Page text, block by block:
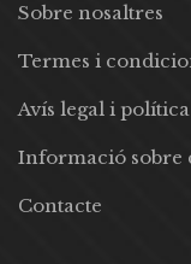
Sobre nosaltres
Termes i
Avís legal i
Informació sobre
Contacte